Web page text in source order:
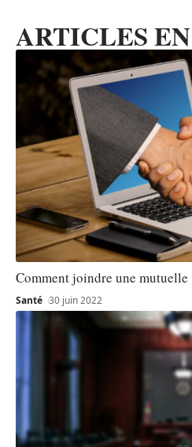
ARTICLES
Comment joindre une mutuelle
Santé 30 juin 2022